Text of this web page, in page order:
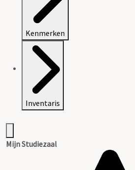
Kenmerken
Inventaris
Mijn Studiezaal